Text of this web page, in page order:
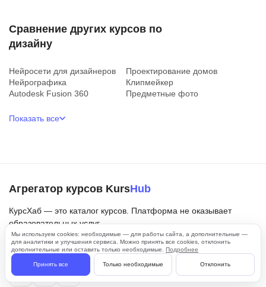
Сравнение других курсов по
дизайну
Нейросети для дизайнеров
Проектирование домов
Нейрографика
Клипмейкер
Autodesk Fusion 360
Предметные фото
Показать все
Агрегатор курсов KursHub
КурсХаб — это каталог курсов. Платформа не оказывает
образовательных услуг.
ИП Шарков Иван Сергеевич
ИНН 290303323236 · ОГРНИП 324784700251733
Мы используем cookies: необходимые — для работы сайта, а дополнительные —
для аналитики и улучшения сервиса. Можно принять все cookies, отклонить
дополнительные или оставить только необходимые. Подробнее
Принять все Только необходимые Отклонить